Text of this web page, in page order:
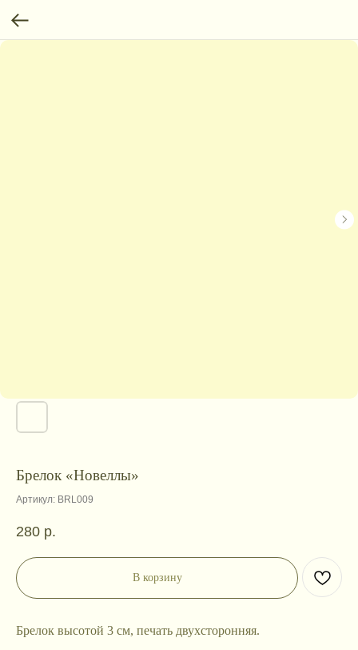
Брелок «Новеллы»
Артикул: BRL009
280 р.
В корзину
Брелок высотой 3 см, печать двухсторонняя.